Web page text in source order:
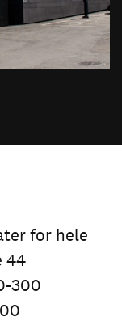
for hele
44
300